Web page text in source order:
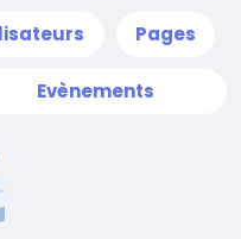
Pages
Evènements